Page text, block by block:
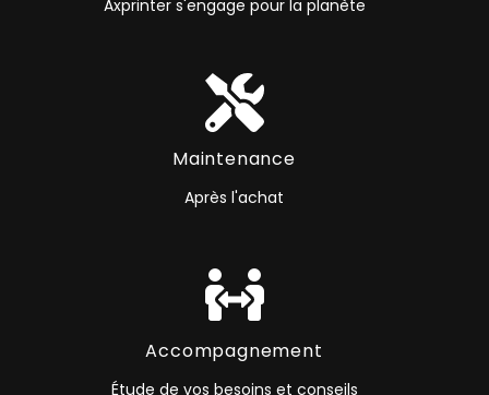
Axprinter s'engage pour la planète
Maintenance
Après l'achat
Accompagnement
Étude de vos besoins et conseils